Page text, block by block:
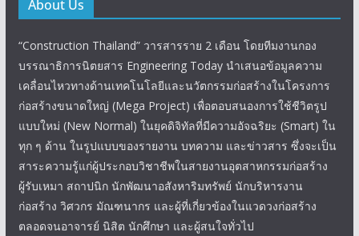
About Us
“Construction Thailand” วารสารราย 2 เดือน โดยทีมงานกอง
บรรณาธิการนิตยสาร Engineering Today นำเสนอข้อมูลความ
เคลื่อนไหวทางด้านเทคโนโลยีและนวัตกรรมก่อสร้างในโครงการ
ก่อสร้างขนาดใหญ่ (Mega Project) เพื่อตอบสนองการใช้ชีวิตรูป
แบบใหม่ (New Normal) ในยุคดิจิทัลที่มีความอัจฉริยะ (Smart) ใน
ทุก ๆ ด้าน ในรูปแบบของรายงาน บทความ และข่าวสาร ซึ่งจะเป็น
สาระความรู้แก่ผู้ประกอบวิชาชีพในสายงานอุตสาหกรรมก่อสร้าง
ผู้รับเหมา สถาปนิก นักพัฒนาอสังหาริมทรัพย์ นักบริหารงาน
ก่อสร้าง วิศวกร มัณฑนากร และผู้ที่เกี่ยวข้องในแวดวงก่อสร้าง
ตลอดจนอาจารย์ นิสิต นักศึกษา และผู้สนใจทั่วไป